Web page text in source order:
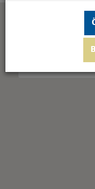
Do you own this